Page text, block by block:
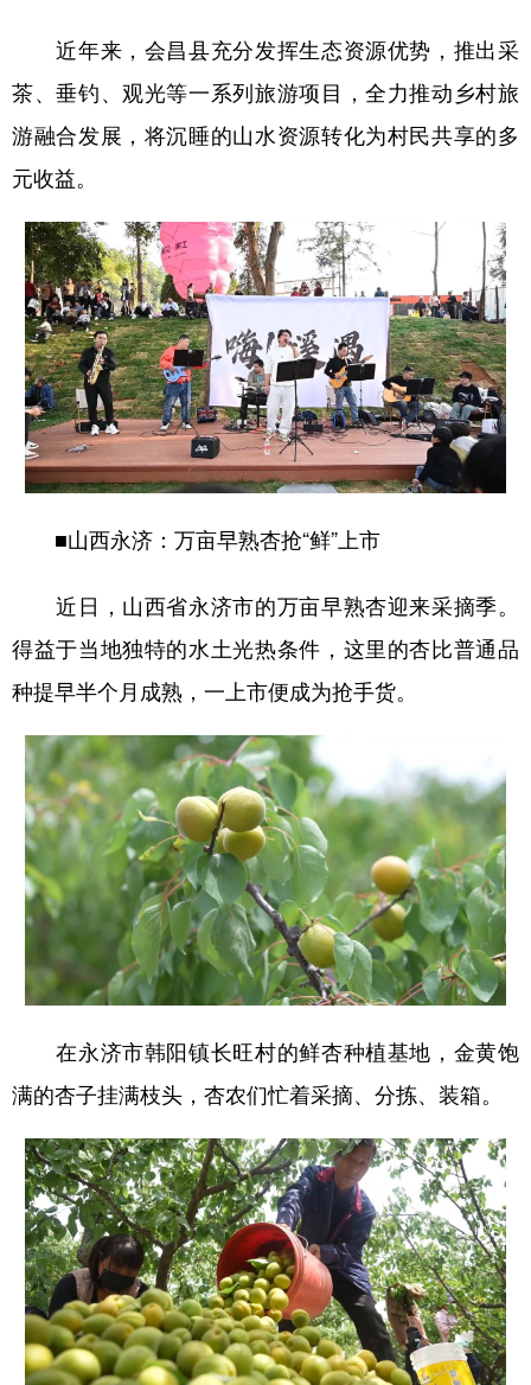
近年来，会昌县充分发挥生态资源优势，推出采
茶、垂钓、观光等一系列旅游项目，全力推动乡村旅
游融合发展，将沉睡的山水资源转化为村民共享的多
元收益。
■山西永济：万亩早熟杏抢“鲜”上市
近日，山西省永济市的万亩早熟杏迎来采摘季。
得益于当地独特的水土光热条件，这里的杏比普通品
种提早半个月成熟，一上市便成为抢手货。
在永济市韩阳镇长旺村的鲜杏种植基地，金黄饱
满的杏子挂满枝头，杏农们忙着采摘、分拣、装箱。